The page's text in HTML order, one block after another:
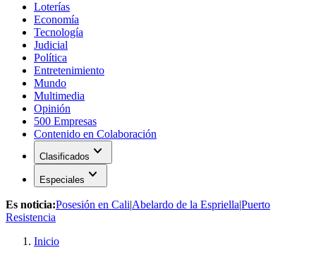
Loterías
Economía
Tecnología
Judicial
Política
Entretenimiento
Mundo
Multimedia
Opinión
500 Empresas
Contenido en Colaboración
Clasificados expand_more
Especiales expand_more
Es noticia:Posesión en Cali|Abelardo de la Espriella|Puerto
Resistencia
Inicio